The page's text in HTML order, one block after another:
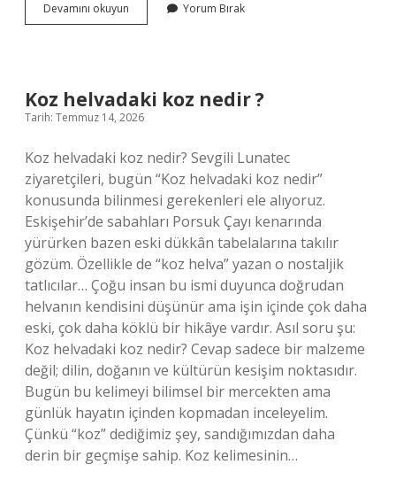
Devamını okuyun
boruları
Yorum Bırak
Koz helvadaki koz nedir ?
Tarih: Temmuz 14, 2026
Koz helvadaki koz nedir? Sevgili Lunatec
ziyaretçileri, bugün “Koz helvadaki koz nedir”
konusunda bilinmesi gerekenleri ele alıyoruz.
Eskişehir’de sabahları Porsuk Çayı kenarında
yürürken bazen eski dükkân tabelalarına takılır
gözüm. Özellikle de “koz helva” yazan o nostaljik
tatlıcılar… Çoğu insan bu ismi duyunca doğrudan
helvanın kendisini düşünür ama işin içinde çok daha
eski, çok daha köklü bir hikâye vardır. Asıl soru şu:
Koz helvadaki koz nedir? Cevap sadece bir malzeme
değil; dilin, doğanın ve kültürün kesişim noktasıdır.
Bugün bu kelimeyi bilimsel bir mercekten ama
günlük hayatın içinden kopmadan inceleyelim.
Çünkü “koz” dediğimiz şey, sandığımızdan daha
derin bir geçmişe sahip. Koz kelimesinin…